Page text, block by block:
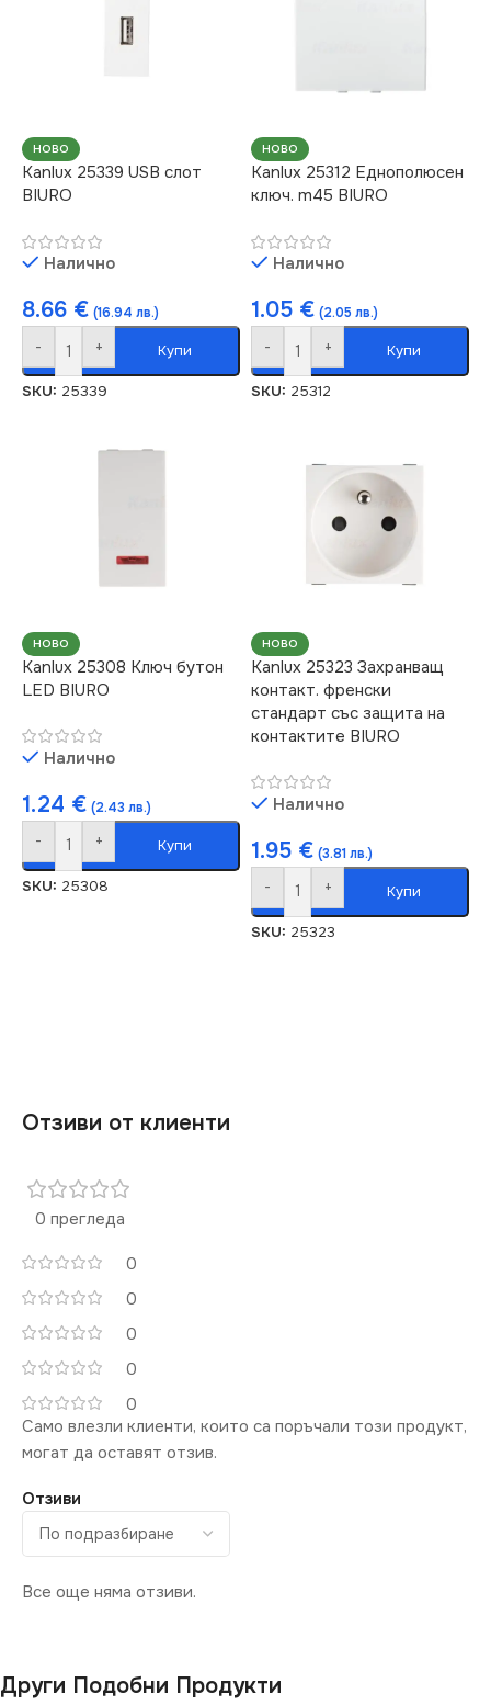
НОВО
Kanlux 25339 USB слот
BIURO
Налично
8.66 € (16.94 лв.)
- + Купи
SKU: 25339
НОВО
Kanlux 25312 Еднополюсен
ключ. m45 BIURO
Налично
1.05 € (2.05 лв.)
- + Купи
SKU: 25312
НОВО
Kanlux 25308 Ключ бутон
LED BIURO
Налично
1.24 € (2.43 лв.)
- + Купи
SKU: 25308
НОВО
Kanlux 25323 Захранващ
контакт. френски
стандарт със защита на
контактите BIURO
Налично
1.95 € (3.81 лв.)
- + Купи
SKU: 25323
Отзиви от клиенти
0 прегледа
0
0
0
0
0
Отзиви
Все още няма отзиви.
Само влезли клиенти, които са поръчали този продукт,
могат да оставят отзив.
Други Подобни Продукти